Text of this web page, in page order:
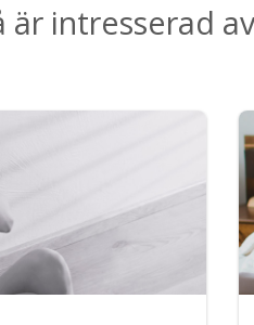
är intresserad av